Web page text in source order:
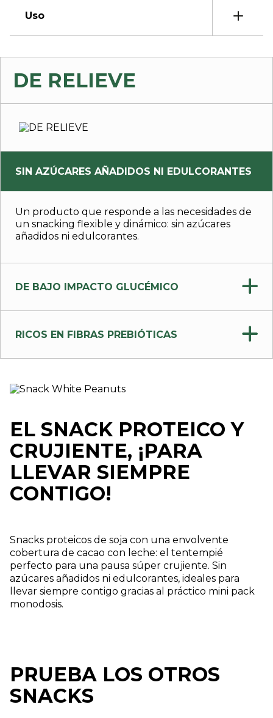
Uso
DE RELIEVE
SIN AZÚCARES AÑADIDOS NI EDULCORANTES
Un producto que responde a las necesidades de
un snacking flexible y dinámico: sin azúcares
añadidos ni edulcorantes.
DE BAJO IMPACTO GLUCÉMICO
RICOS EN FIBRAS PREBIÓTICAS
EL SNACK PROTEICO Y
CRUJIENTE, ¡PARA
LLEVAR SIEMPRE
CONTIGO!
Snacks proteicos de soja con una envolvente
cobertura de cacao con leche: el tentempié
perfecto para una pausa súper crujiente. Sin
azúcares añadidos ni edulcorantes, ideales para
llevar siempre contigo gracias al práctico mini pack
monodosis.
PRUEBA LOS OTROS
SNACKS